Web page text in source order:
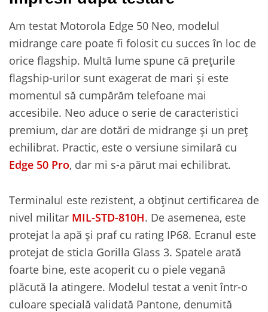
Am testat Motorola Edge 50 Neo, modelul
midrange care poate fi folosit cu succes în loc de
orice flagship. Multă lume spune că prețurile
flagship-urilor sunt exagerat de mari și este
momentul să cumpărăm telefoane mai
accesibile. Neo aduce o serie de caracteristici
premium, dar are dotări de midrange și un preț
echilibrat. Practic, este o versiune similară cu
Edge 50 Pro, dar mi s-a părut mai echilibrat.
Terminalul este rezistent, a obținut certificarea de
nivel militar MIL-STD-810H. De asemenea, este
protejat la apă și praf cu rating IP68. Ecranul este
protejat de sticla Gorilla Glass 3. Spatele arată
foarte bine, este acoperit cu o piele vegană
plăcută la atingere. Modelul testat a venit într-o
culoare specială validată Pantone, denumită